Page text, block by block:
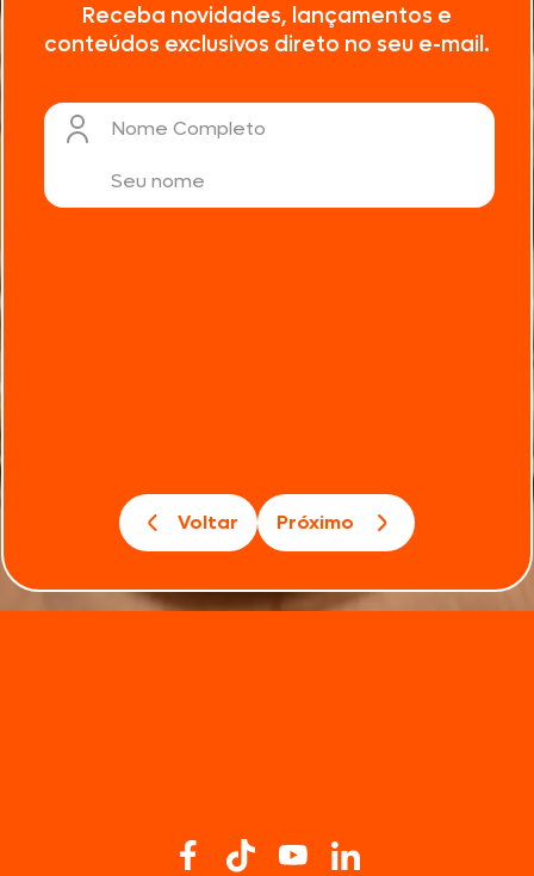
Receba novidades, lançamentos e
conteúdos exclusivos direto no seu e-mail.
Nome Completo
Voltar Próximo